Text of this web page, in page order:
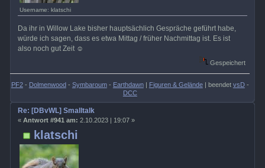
Username: klatschi
Da ihr in Willow Lake bisher hauptsächlich Gespräche geführt habe,
würde ich sagen, dass es etwa Mittag / früher Nachmittag ist. Es ist
also noch gut Zeit ☺️
Gespeichert
PF2- Dolmenwood- Symbaroum- Earthdawn| Figuren & Gelände| beendet vsD-
DCC
klatschi
Re: [DBvWL] Smalltalk
« Antwort #941 am: 2.10.2023 | 19:07 »